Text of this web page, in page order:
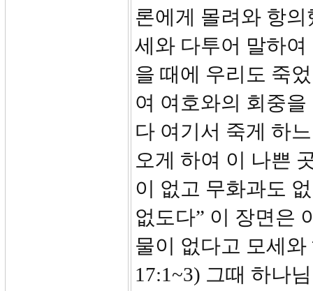
론에게 몰려와 항
세와 다투어 말하
을 때에 우리도 죽
여 여호와의 회중
다 여기서 죽게 하
오게 하여 이 나쁜
이 없고 무화과도
없도다” 이 장면은
물이 없다고 모세
17:1~3) 그때 하나